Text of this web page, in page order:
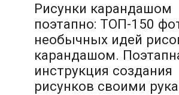
Рисунки карандашом
поэтапно: ТОП-150
необычных идей
карандашом.
инструкция создания
рисунков своими